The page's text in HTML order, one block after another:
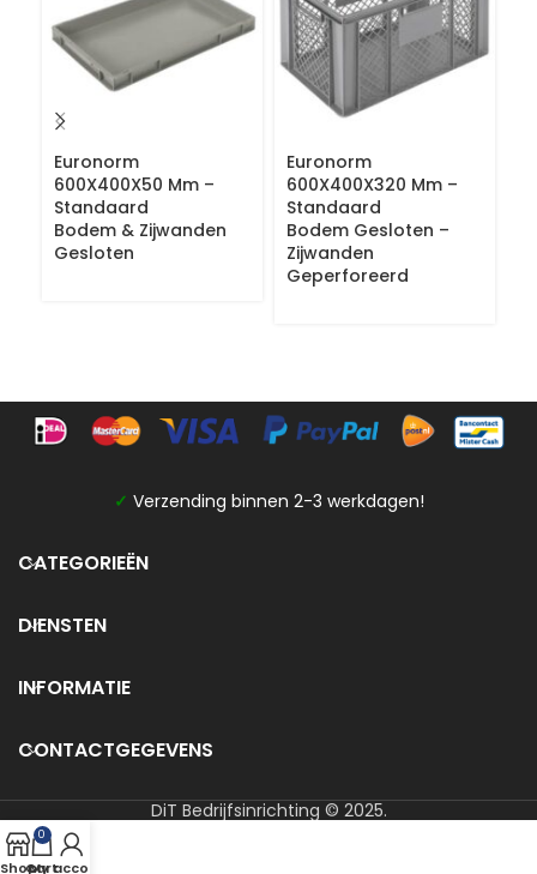
Euronorm
600X400X50 Mm –
Standaard
Bodem & Zijwanden
Gesloten
Euronorm
600X400X320 Mm –
Standaard
Bodem Gesloten –
Zijwanden
Geperforeerd
✓ Verzending binnen 2-3 werkdagen!
CATEGORIEËN
DIENSTEN
INFORMATIE
CONTACTGEGEVENS
DiT Bedrijfsinrichting © 2025.
Shop
0
Cart
My account